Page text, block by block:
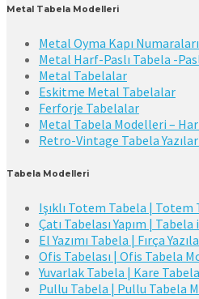
Metal Tabela Modelleri
Metal Oyma Kapı Numaraları
Metal Harf-Paslı Tabela -
Metal Tabelalar
Eskitme Metal Tabelalar
Ferforje Tabelalar
Metal Tabela Modelleri –
Retro-Vintage Tabela
Tabela Modelleri
Işıklı Totem Tabela | Totem
Çatı Tabelası Yapım |
El Yazımı Tabela | Fırça
Ofis Tabelası | Ofis Tabela
Yuvarlak Tabela | Kare
Pullu Tabela | Pullu Tabela